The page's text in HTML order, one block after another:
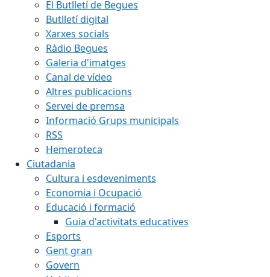
El Butlletí de Begues
Butlletí digital
Xarxes socials
Ràdio Begues
Galeria d'imatges
Canal de vídeo
Altres publicacions
Servei de premsa
Informació Grups municipals
RSS
Hemeroteca
Ciutadania
Cultura i esdeveniments
Economia i Ocupació
Educació i formació
Guia d'activitats educatives
Esports
Gent gran
Govern